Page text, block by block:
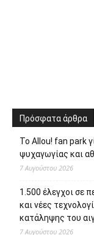
Πρόσφατα άρθρα
Το Allou! fan park
ψυχαγωγίας και
7 Αυγούστου 2026
1.500 έλεγχοι σε
και νέες
κατάληψης του
7 Αυγούστου 2026